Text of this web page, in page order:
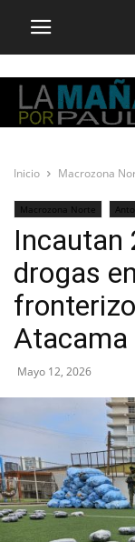
Inicio Macrozona
Macrozona Norte
Incautan
drogas
Atacama
Mayo 12, 2026